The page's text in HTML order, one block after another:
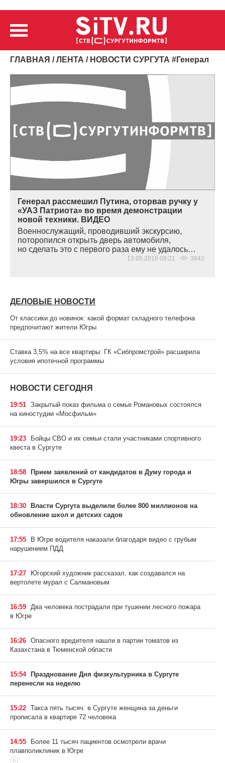
ГЛАВНАЯ /ЛЕНТА / НОВОСТИ СУРГУТА #Генерал
Генерал рассмешил Путина, оторвав ручку у
«УАЗ Патриота» во время демонстрации
новой техники. ВИДЕО
Военнослужащий, проводивший экскурсию,
поторопился открыть дверь автомобиля,
но сделать это с первого раза ему не удалось…
13.05.2016 09:21 3642
ДЕЛОВЫЕ НОВОСТИ
От классики до новинок: какой формат складного телефона
предпочитают жители Югры
Ставка 3,5% на все квартиры: ГК «Сибпромстрой» расширила
условия ипотечной программы
НОВОСТИ СЕГОДНЯ
19:51 Закрытый показ фильма о семье Романовых состоялся
на киностудии «Мосфильм»
19:23
Бойцы СВО и их семьи стали участниками спортивного
квеста в Сургуте
18:58 Прием заявлений от кандидатов в Думу города и
Югры завершился в Сургуте
18:30 Власти Сургута выделили более 800 миллионов на
обновление школ и детских садов
17:55
В Югре водителя наказали благодаря видео с грубым
нарушением ПДД
17:27
Югорский художник рассказал, как создавался на
вертолете мурал с Салмановым
16:59
Два человека пострадали при тушении лесного пожара
в Югре
16:26 Опасного вредителя нашли в партии томатов из
Казахстана в Тюменской области
15:54 Празднование Дня физкультурника в Сургуте
перенесли на неделю
15:22 Такса пять тысяч: в Сургуте женщина за деньги
прописала в квартире 72 человека
14:55
Более 11 тысяч пациентов осмотрели врачи
плавполиклиник в Югре